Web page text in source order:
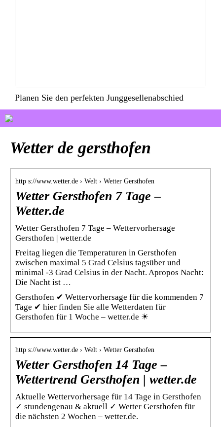
Planen Sie den perfekten Junggesellenabschied
Wetter de gersthofen
http s://www.wetter.de › Welt › Wetter Gersthofen
Wetter Gersthofen 7 Tage –
Wetter.de
Wetter Gersthofen 7 Tage – Wettervorhersage
Gersthofen | wetter.de
Freitag liegen die Temperaturen in Gersthofen
zwischen maximal 5 Grad Celsius tagsüber und
minimal -3 Grad Celsius in der Nacht. Apropos Nacht:
Die Nacht ist …
Gersthofen ✔ Wettervorhersage für die kommenden 7
Tage ✔ hier finden Sie alle Wetterdaten für
Gersthofen für 1 Woche – wetter.de ☀
http s://www.wetter.de › Welt › Wetter Gersthofen
Wetter Gersthofen 14 Tage –
Wettertrend Gersthofen | wetter.de
Aktuelle Wettervorhersage für 14 Tage in Gersthofen
✓ stundengenau & aktuell ✓ Wetter Gersthofen für
die nächsten 2 Wochen – wetter.de.